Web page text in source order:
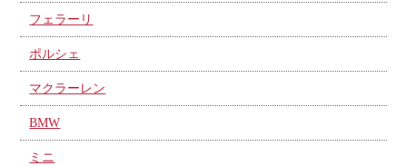
フェラーリ
ポルシェ
マクラーレン
BMW
ミニ